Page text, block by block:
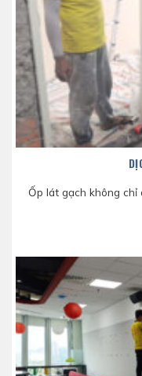
Ốp lát gạch không chỉ